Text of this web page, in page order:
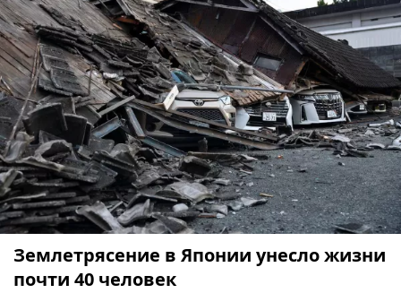
Землетрясение в Японии унесло жизни
почти 40 человек